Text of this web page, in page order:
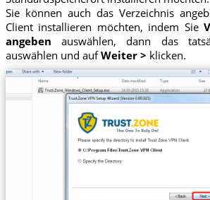
Sie können auch das Verzeichnis
Client installieren möchten, indem Sie
angeben auswählen, dann das
auswählen und aufWeiter > klicken.